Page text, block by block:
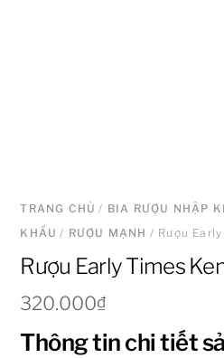
TRANG CHỦ / BIA RƯỢU NHẬP
KHẨU / RƯỢU MẠNH / Rượu
Rượu Early Times
320.000₫
Thông tin chi tiết